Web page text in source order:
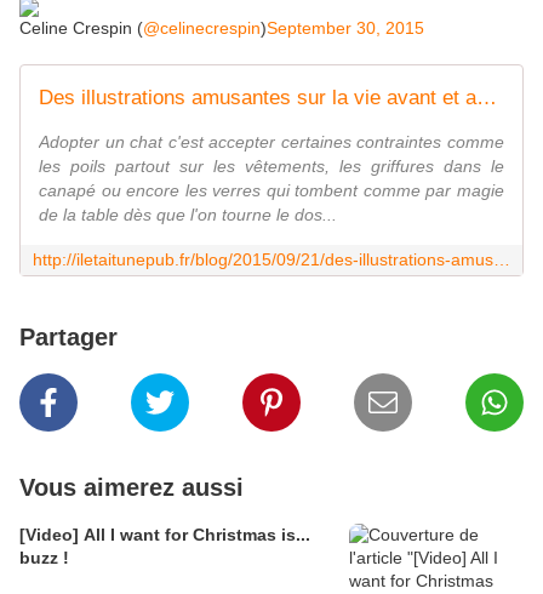
Celine Crespin (@celinecrespin)September 30, 2015
Des illustrations amusantes sur la vie avant et après avoir adopté un chat
Adopter un chat c'est accepter certaines contraintes comme
les poils partout sur les vêtements, les griffures dans le
canapé ou encore les verres qui tombent comme par magie
de la table dès que l'on tourne le dos...
Partager
Vous aimerez aussi
[Video] All I want for Christmas is...
buzz !